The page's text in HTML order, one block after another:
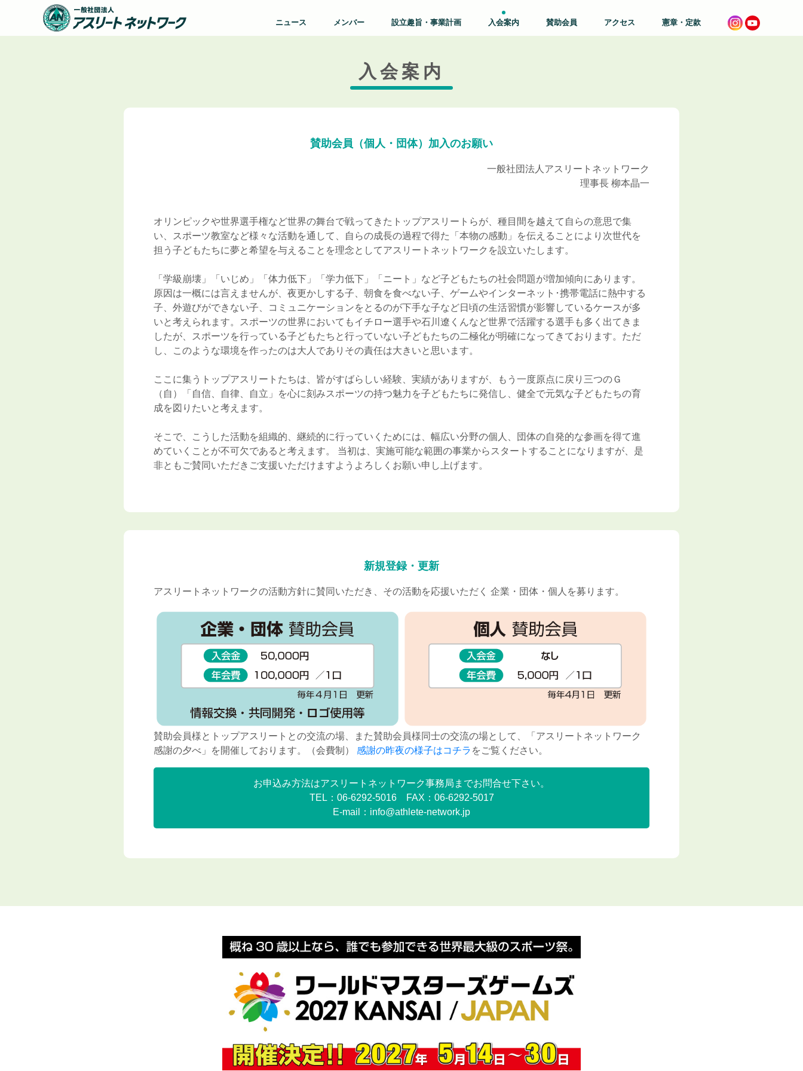
ニュース メンバー 設立趣旨・事業計画 入会案内 賛助会員 アクセス 憲章・定款
入会案内
賛助会員（個人・団体）加入のお願い
一般社団法人アスリートネットワーク
理事長 柳本晶一
オリンピックや世界選手権など世界の舞台で戦ってきたトップアスリートらが、種目間を越えて自らの意思で集
い、スポーツ教室など様々な活動を通して、自らの成長の過程で得た「本物の感動」を伝えることにより次世代を
担う子どもたちに夢と希望を与えることを理念としてアスリートネットワークを設立いたします。
「学級崩壊」「いじめ」「体力低下」「学力低下」「ニート」など子どもたちの社会問題が増加傾向にあります。
原因は一概には言えませんが、夜更かしする子、朝食を食べない子、ゲームやインターネット･携帯電話に熱中する
子、外遊びができない子、コミュニケーションをとるのが下手な子など日頃の生活習慣が影響しているケースが多
いと考えられます。スポーツの世界においてもイチロー選手や石川遼くんなど世界で活躍する選手も多く出てきま
したが、スポーツを行っている子どもたちと行っていない子どもたちの二極化が明確になってきております。ただ
し、このような環境を作ったのは大人でありその責任は大きいと思います。
ここに集うトップアスリートたちは、皆がすばらしい経験、実績がありますが、もう一度原点に戻り三つのＧ
（自）「自信、自律、自立」を心に刻みスポーツの持つ魅力を子どもたちに発信し、健全で元気な子どもたちの育
成を図りたいと考えます。
そこで、こうした活動を組織的、継続的に行っていくためには、幅広い分野の個人、団体の自発的な参画を得て進
めていくことが不可欠であると考えます。 当初は、実施可能な範囲の事業からスタートすることになりますが、是
非ともご賛同いただきご支援いただけますようよろしくお願い申し上げます。
新規登録・更新
アスリートネットワークの活動方針に賛同いただき、その活動を応援いただく 企業・団体・個人を募ります。
賛助会員様とトップアスリートとの交流の場、また賛助会員様同士の交流の場として、「アスリートネットワーク
感謝の夕べ」を開催しております。（会費制） 感謝の昨夜の様子はコチラ をご覧ください。
お申込み方法はアスリートネットワーク事務局までお問合せ下さい。
TEL：06-6292-5016
FAX：06-6292-5017
E-mail：info@athlete-network.jp